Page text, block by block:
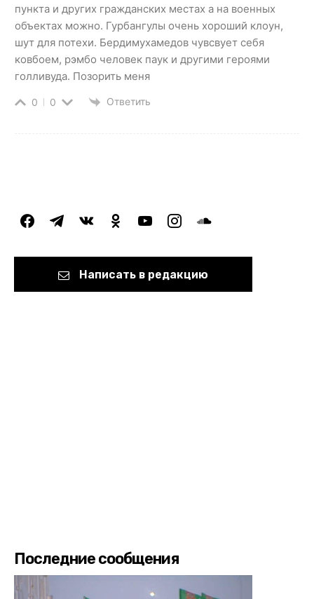
пункта и других гражданских местах а на военных
объектах можно. Гурбангулы очень хороший клоун,
шут для потехи. Бердимухамедов чувсвует себя
ковбоем, рэмбо человек паук и другими героями
голливуда. Позорить меня
0 0 Ответить
facebooktelegramvkontakteodnoklassniki
youtubeinstagramsoundcloud
Написать в редакцию
Последние сообщения